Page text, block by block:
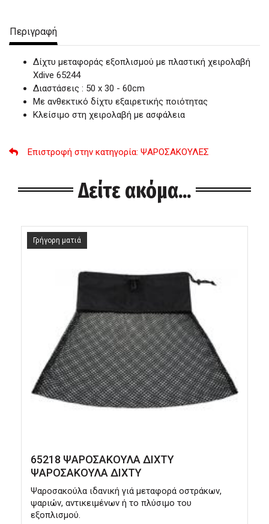
Περιγραφή
Δίχτυ μεταφοράς εξοπλισμού με πλαστική χειρολαβή
Xdive 65244
Διαστάσεις : 50 x 30 - 60cm
Με ανθεκτικό δίχτυ εξαιρετικής ποιότητας
Κλείσιμο στη χειρολαβή με ασφάλεια
Επιστροφή στην κατηγορία: ΨΑΡΟΣΑΚΟΥΛΕΣ
Δείτε ακόμα...
65218 ΨΑΡΟΣΑΚΟΥΛΑ ΔΙΧΤΥ
ΨΑΡΟΣΑΚΟΥΛΑ ΔΙΧΤΥ
Ψαροσακούλα ιδανική γιά μεταφορά οστράκων,
ψαριών, αντικειμένων ή το πλύσιμο του
εξοπλισμού.
Γρήγορη ματιά